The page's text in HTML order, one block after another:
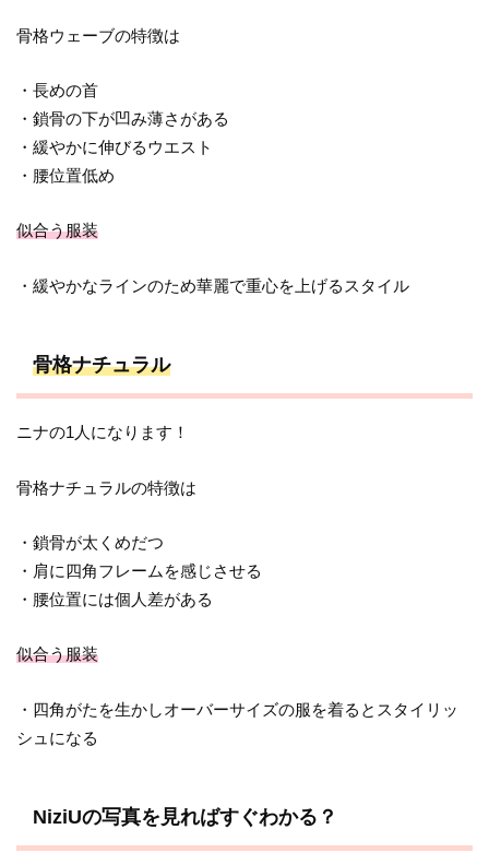
骨格ウェーブの特徴は
・長めの首
・鎖骨の下が凹み薄さがある
・緩やかに伸びるウエスト
・腰位置低め
似合う服装
・緩やかなラインのため華麗で重心を上げるスタイル
骨格ナチュラル
ニナの1人になります！
骨格ナチュラルの特徴は
・鎖骨が太くめだつ
・肩に四角フレームを感じさせる
・腰位置には個人差がある
似合う服装
・四角がたを生かしオーバーサイズの服を着るとスタイリッ
シュになる
NiziUの写真を見ればすぐわかる？